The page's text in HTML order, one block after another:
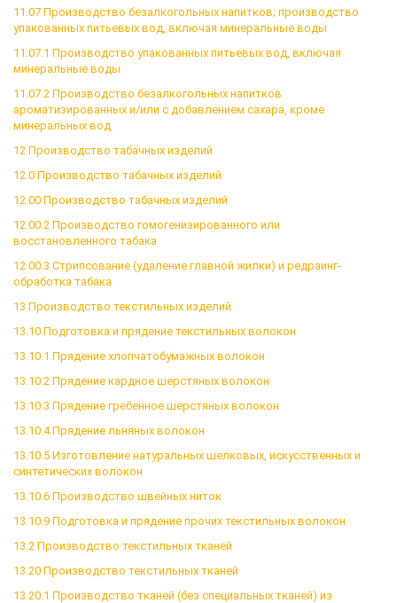
11.07 Производство безалкогольных напитков; производство
упакованных питьевых вод, включая минеральные воды
11.07.1 Производство упакованных питьевых вод, включая
минеральные воды
11.07.2 Производство безалкогольных напитков
ароматизированных и/или с добавлением сахара, кроме
минеральных вод
12 Производство табачных изделий
12.0 Производство табачных изделий
12.00 Производство табачных изделий
12.00.2 Производство гомогенизированного или
восстановленного табака
12.00.3 Стрипсование (удаление главной жилки) и редраинг-
обработка табака
13 Производство текстильных изделий
13.10 Подготовка и прядение текстильных волокон
13.10.1 Прядение хлопчатобумажных волокон
13.10.2 Прядение кардное шерстяных волокон
13.10.3 Прядение гребенное шерстяных волокон
13.10.4 Прядение льняных волокон
13.10.5 Изготовление натуральных шелковых, искусственных и
синтетических волокон
13.10.6 Производство швейных ниток
13.10.9 Подготовка и прядение прочих текстильных волокон
13.2 Производство текстильных тканей
13.20 Производство текстильных тканей
13.20.1 Производство тканей (без специальных тканей) из